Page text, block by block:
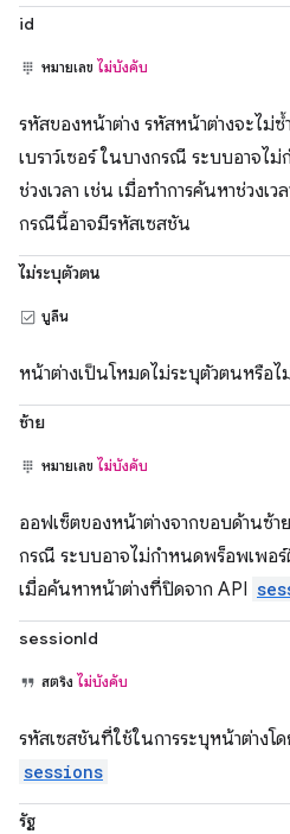
id
หมายเลข ไม่บังคับ
รหัสของหน้าต่าง รหัสหน้าต่างจะไม่
เบราว์เซอร์ ในบางกรณี ระบบอาจไ
ช่วงเวลา เช่น เมื่อทําการค้นหาช่วงเว
กรณีนี้อาจมีรหัสเซสชัน
ไม่ระบุตัวตน
บูลีน
หน้าต่างเป็นโหมดไม่ระบุตัวตนหรือไ
ซ้าย
หมายเลข ไม่บังคับ
ออฟเซ็ตของหน้าต่างจากขอบด้านซ้
กรณี ระบบอาจไม่กำหนดพร็อพเพอ
เมื่อค้นหาหน้าต่างที่ปิดจาก API
sessionId
สตริง ไม่บังคับ
รหัสเซสชันที่ใช้ในการระบุหน้าต่างโ
sessions
รัฐ